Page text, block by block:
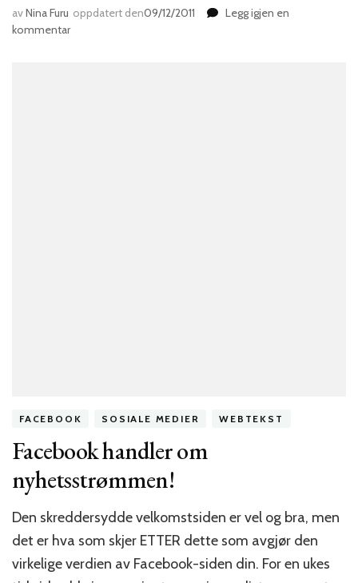
avNina Furu oppdatert den09/12/2011
Legg igjen en
kommentartil
FACEBOOK SOSIALE MEDIER WEBTEKST
Facebook handler om
nyhetsstrømmen!
Den skreddersydde velkomstsiden er vel og bra, men
det er hva som skjer ETTER dette som avgjør den
virkelige verdien av Facebook-siden din. For en ukes